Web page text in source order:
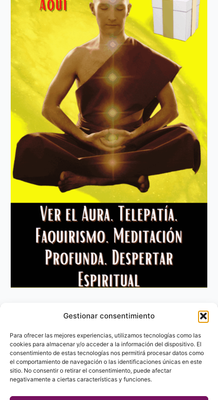
Gestionar consentimiento
Para ofrecer las mejores experiencias, utilizamos tecnologías como las
cookies para almacenar y/o acceder a la información del dispositivo. El
consentimiento de estas tecnologías nos permitirá procesar datos como
el comportamiento de navegación o las identificaciones únicas en este
sitio. No consentir o retirar el consentimiento, puede afectar
negativamente a ciertas características y funciones.
Aviso Legal
Política de privacidad
Política de Cookies
Contacto